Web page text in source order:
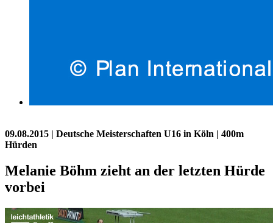
09.08.2015 | Deutsche Meisterschaften U16 in Köln | 400m
Hürden
Melanie Böhm zieht an der letzten Hürde
vorbei